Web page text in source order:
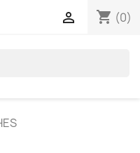
shopping_cart (0)
